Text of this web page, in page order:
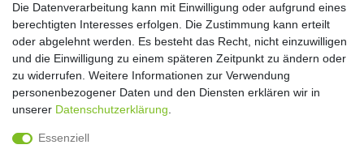
Widerrufs­recht Widerrufs­formular Impressum
Daten­schutz­erklärung AGB Kontakt
Die Datenverarbeitung kann mit Einwilligung oder aufgrund eines
berechtigten Interesses erfolgen. Die Zustimmung kann erteilt
oder abgelehnt werden. Es besteht das Recht, nicht einzuwilligen
und die Einwilligung zu einem späteren Zeitpunkt zu ändern oder
zu widerrufen. Weitere Informationen zur Verwendung
personenbezogener Daten und den Diensten erklären wir in
unserer Daten­schutz­erklärung
Essenziell
Copyright 2016 | Dekushop.de | Alle Rechte vorbehalten. |